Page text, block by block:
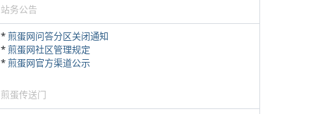
站务公告
*煎蛋网问答分区关闭通知
*煎蛋网社区管理规定
*煎蛋网官方渠道公示
煎蛋传送门